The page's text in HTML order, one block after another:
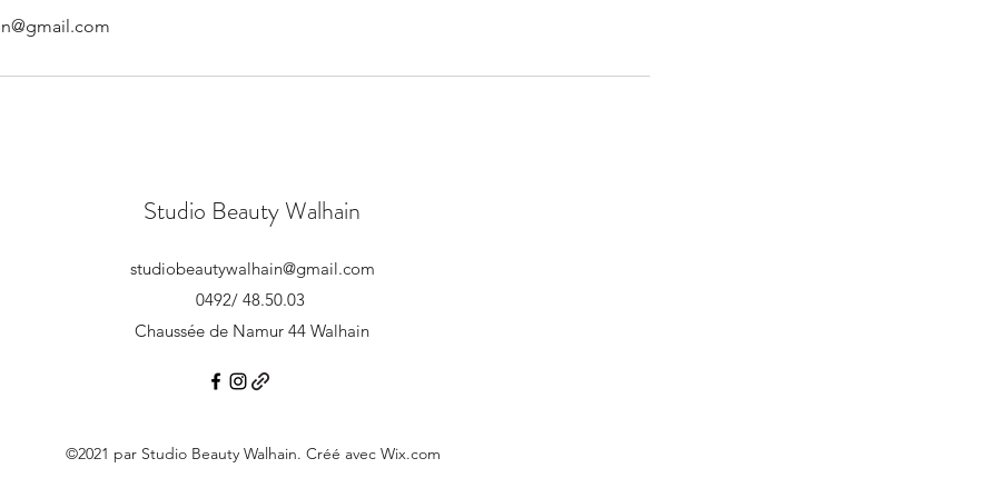
Studio Beauty Walhain
studiobeautywalhain@gmail.com
0492/ 48.50.03
Chaussée de Namur 44 Walhain
©2021 par Studio Beauty Walhain. Créé avec Wix.com